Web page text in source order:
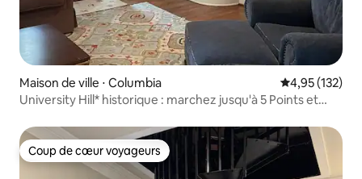
Maison de ville ⋅ Columbia Évaluation
4,95 (132)
University Hill* historique : marchez jusqu'à 5 Points et
Coup de cœur voyageurs
Coup de cœur voyageurs